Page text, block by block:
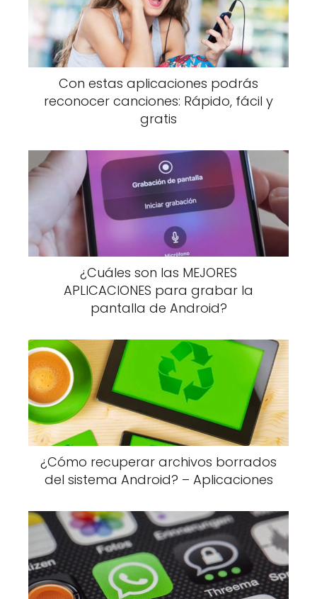
Con estas aplicaciones podrás
reconocer canciones: Rápido, fácil y
gratis
¿Cuáles son las MEJORES
APLICACIONES para grabar la
pantalla de Android?
¿Cómo recuperar archivos borrados
del sistema Android? – Aplicaciones